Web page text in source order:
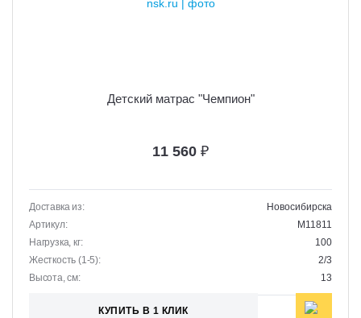
Детский матрас "Чемпион"
11 560 ₽
Доставка из:
Новосибирска
Артикул:
M11811
Нагрузка, кг:
100
Жесткость (1-5):
2/3
Высота, см:
13
КУПИТЬ В 1 КЛИК